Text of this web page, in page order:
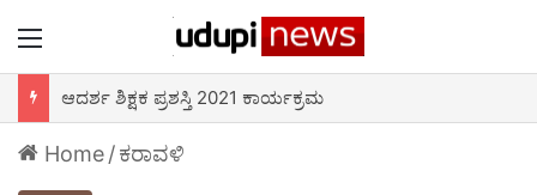
Home/ಕರಾವಳಿ